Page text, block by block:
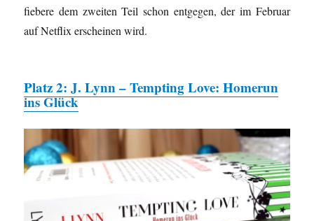
fiebere dem zweiten Teil schon entgegen, der im Februar
auf Netflix erscheinen wird.
Platz 2: J. Lynn – Tempting Love: Homerun
ins Glück